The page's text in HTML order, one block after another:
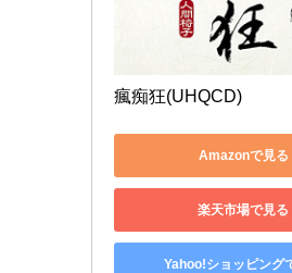
瘋痴狂(UHQCD)
Amazonで見る
楽天市場で見る
Yahoo!ショッピング